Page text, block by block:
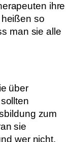
ihre
so
man sie alle
über
zum
sie
wer nicht.